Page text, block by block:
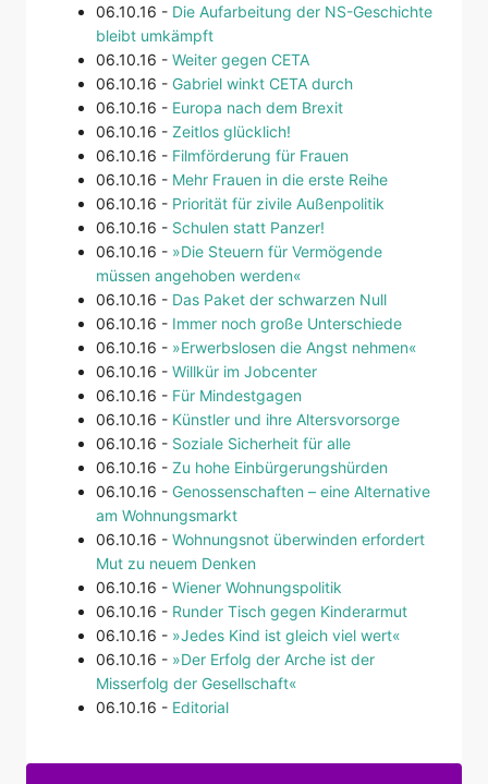
06.10.16 - Die Aufarbeitung der NS-Geschichte
bleibt umkämpft
06.10.16 - Weiter gegen CETA
06.10.16 - Gabriel winkt CETA durch
06.10.16 - Europa nach dem Brexit
06.10.16 - Zeitlos glücklich!
06.10.16 - Filmförderung für Frauen
06.10.16 - Mehr Frauen in die erste Reihe
06.10.16 - Priorität für zivile Außenpolitik
06.10.16 - Schulen statt Panzer!
06.10.16 - »Die Steuern für Vermögende
müssen angehoben werden«
06.10.16 - Das Paket der schwarzen Null
06.10.16 - Immer noch große Unterschiede
06.10.16 - »Erwerbslosen die Angst nehmen«
06.10.16 - Willkür im Jobcenter
06.10.16 - Für Mindestgagen
06.10.16 - Künstler und ihre Altersvorsorge
06.10.16 - Soziale Sicherheit für alle
06.10.16 - Zu hohe Einbürgerungshürden
06.10.16 - Genossenschaften – eine Alternative
am Wohnungsmarkt
06.10.16 - Wohnungsnot überwinden erfordert
Mut zu neuem Denken
06.10.16 - Wiener Wohnungspolitik
06.10.16 - Runder Tisch gegen Kinderarmut
06.10.16 - »Jedes Kind ist gleich viel wert«
06.10.16 - »Der Erfolg der Arche ist der
Misserfolg der Gesellschaft«
06.10.16 - Editorial